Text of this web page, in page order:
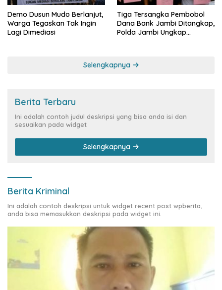
Demo Dusun Mudo Berlanjut,
Warga Tegaskan Tak Ingin
Lagi Dimediasi
Tiga Tersangka Pembobol
Dana Bank Jambi Ditangkap,
Polda Jambi Ungkap
Selengkapnya
Berita Terbaru
Ini adalah contoh judul deskripsi yang bisa anda isi dan
sesuaikan pada widget
Selengkapnya
Berita Kriminal
Ini adalah contoh deskripsi untuk widget recent post wpberita,
anda bisa memasukkan deskripsi pada widget ini.